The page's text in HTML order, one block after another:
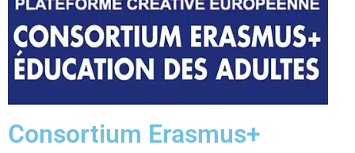
Consortium Erasmus+